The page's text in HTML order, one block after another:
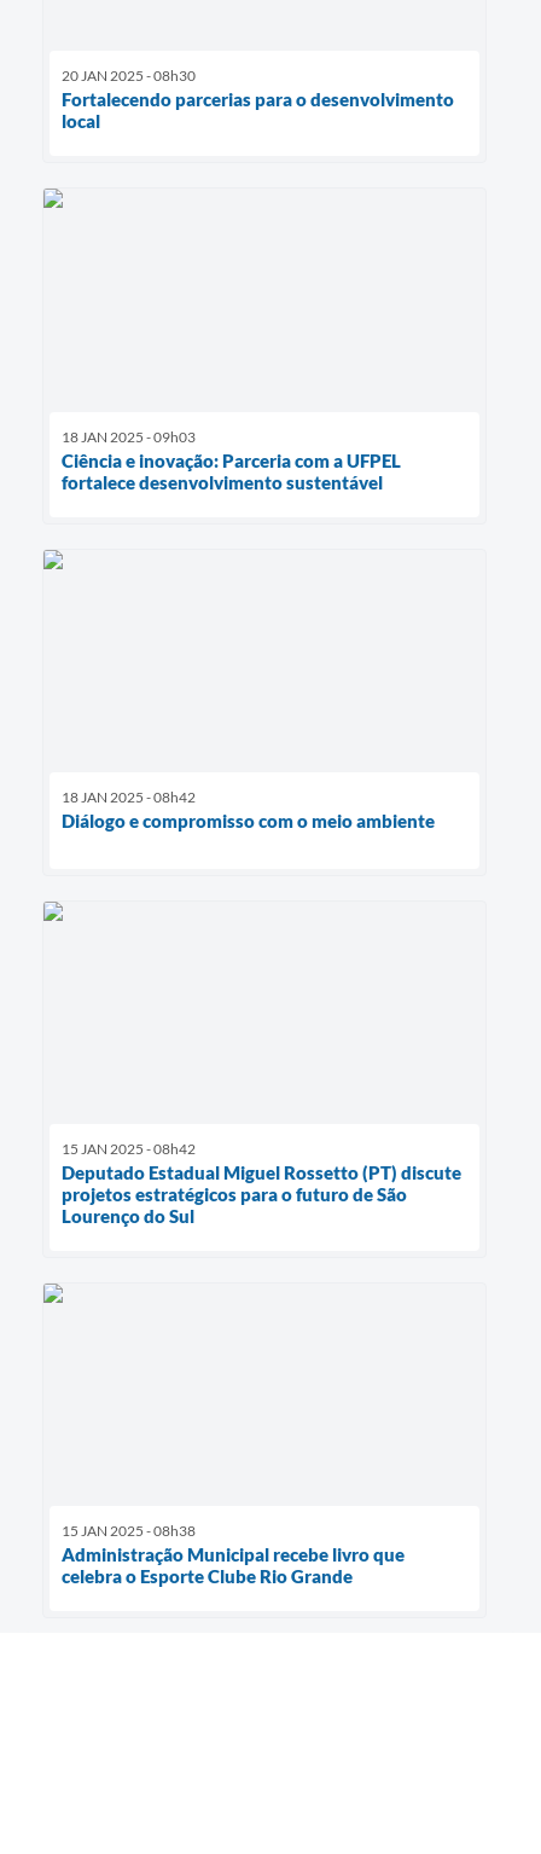
20 JAN 2025 - 08h30
Fortalecendo parcerias para o desenvolvimento
local
18 JAN 2025 - 09h03
Ciência e inovação: Parceria com a UFPEL
fortalece desenvolvimento sustentável
18 JAN 2025 - 08h42
Diálogo e compromisso com o meio ambiente
15 JAN 2025 - 08h42
Deputado Estadual Miguel Rossetto (PT) discute
projetos estratégicos para o futuro de São
Lourenço do Sul
15 JAN 2025 - 08h38
Administração Municipal recebe livro que
celebra o Esporte Clube Rio Grande